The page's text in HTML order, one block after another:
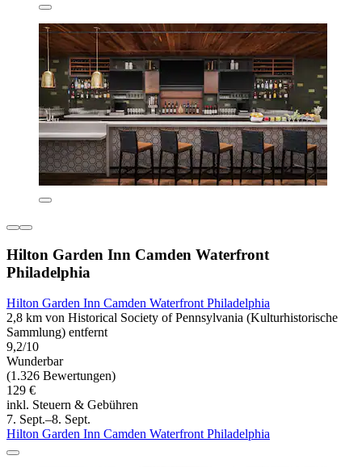
Hilton Garden Inn Camden Waterfront
Philadelphia
Hilton Garden Inn Camden Waterfront Philadelphia
2,8 km von Historical Society of Pennsylvania (Kulturhistorische
Sammlung) entfernt
9,2/10
Wunderbar
(1.326 Bewertungen)
129 €
inkl. Steuern & Gebühren
7. Sept.–8. Sept.
Hilton Garden Inn Camden Waterfront Philadelphia